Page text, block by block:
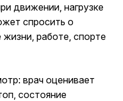
движении, нагрузке
спросить о
работе, спорте
врач оценивает
состояние